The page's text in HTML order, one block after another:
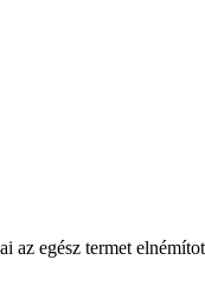
az egész termet